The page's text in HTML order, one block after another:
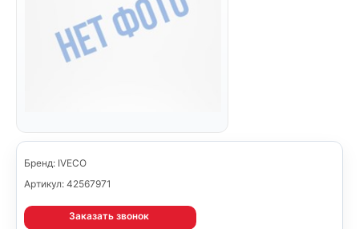
Бренд: IVECO
Артикул: 42567971
Заказать звонок